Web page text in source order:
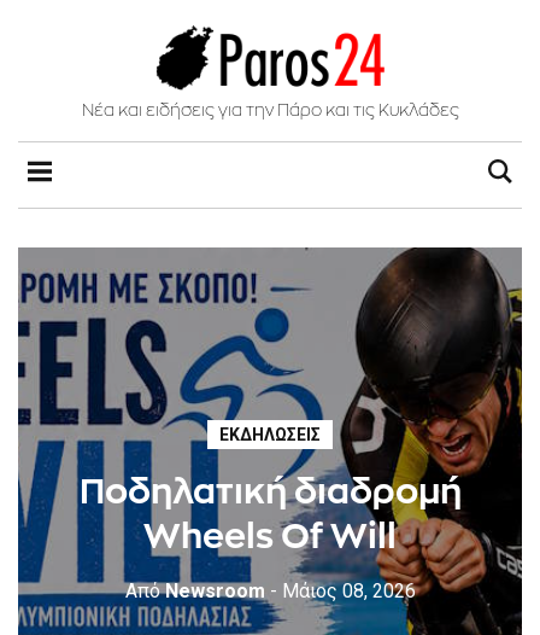
Νέα και ειδήσεις για την Πάρο και τις Κυκλάδες
ΕΚΔΗΛΏΣΕΙΣ
Ποδηλατική διαδρομή
Wheels Of Will
ΑπόNewsroom - Μάιος 08, 2026